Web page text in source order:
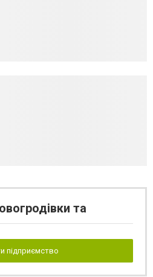
та
підприємство